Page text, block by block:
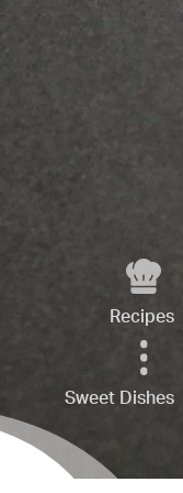
Recipes
Sweet Dishes